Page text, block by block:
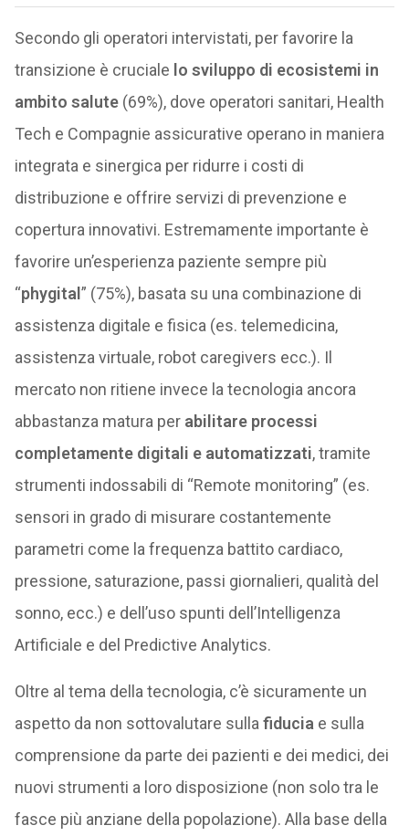
Secondo gli operatori intervistati, per favorire la
transizione è cruciale lo sviluppo di ecosistemi in
ambito salute(69%), dove operatori sanitari, Health
Tech e Compagnie assicurative operano in maniera
integrata e sinergica per ridurre i costi di
distribuzione e offrire servizi di prevenzione e
copertura innovativi. Estremamente importante è
favorire un’esperienza paziente sempre più
“phygital ” (75%), basata su una combinazione di
assistenza digitale e fisica (es. telemedicina,
assistenza virtuale, robot caregivers ecc.). Il
mercato non ritiene invece la tecnologia ancora
abbastanza matura per abilitare processi
completamente digitali e automatizzati, tramite
strumenti indossabili di “Remote monitoring” (es.
sensori in grado di misurare costantemente
parametri come la frequenza battito cardiaco,
pressione, saturazione, passi giornalieri, qualità del
sonno, ecc.) e dell’uso spunti dell’Intelligenza
Artificiale e del Predictive Analytics.
Oltre al tema della tecnologia, c’è sicuramente un
aspetto da non sottovalutare sulla fiducia e sulla
comprensione da parte dei pazienti e dei medici, dei
nuovi strumenti a loro disposizione (non solo tra le
fasce più anziane della popolazione). Alla base della